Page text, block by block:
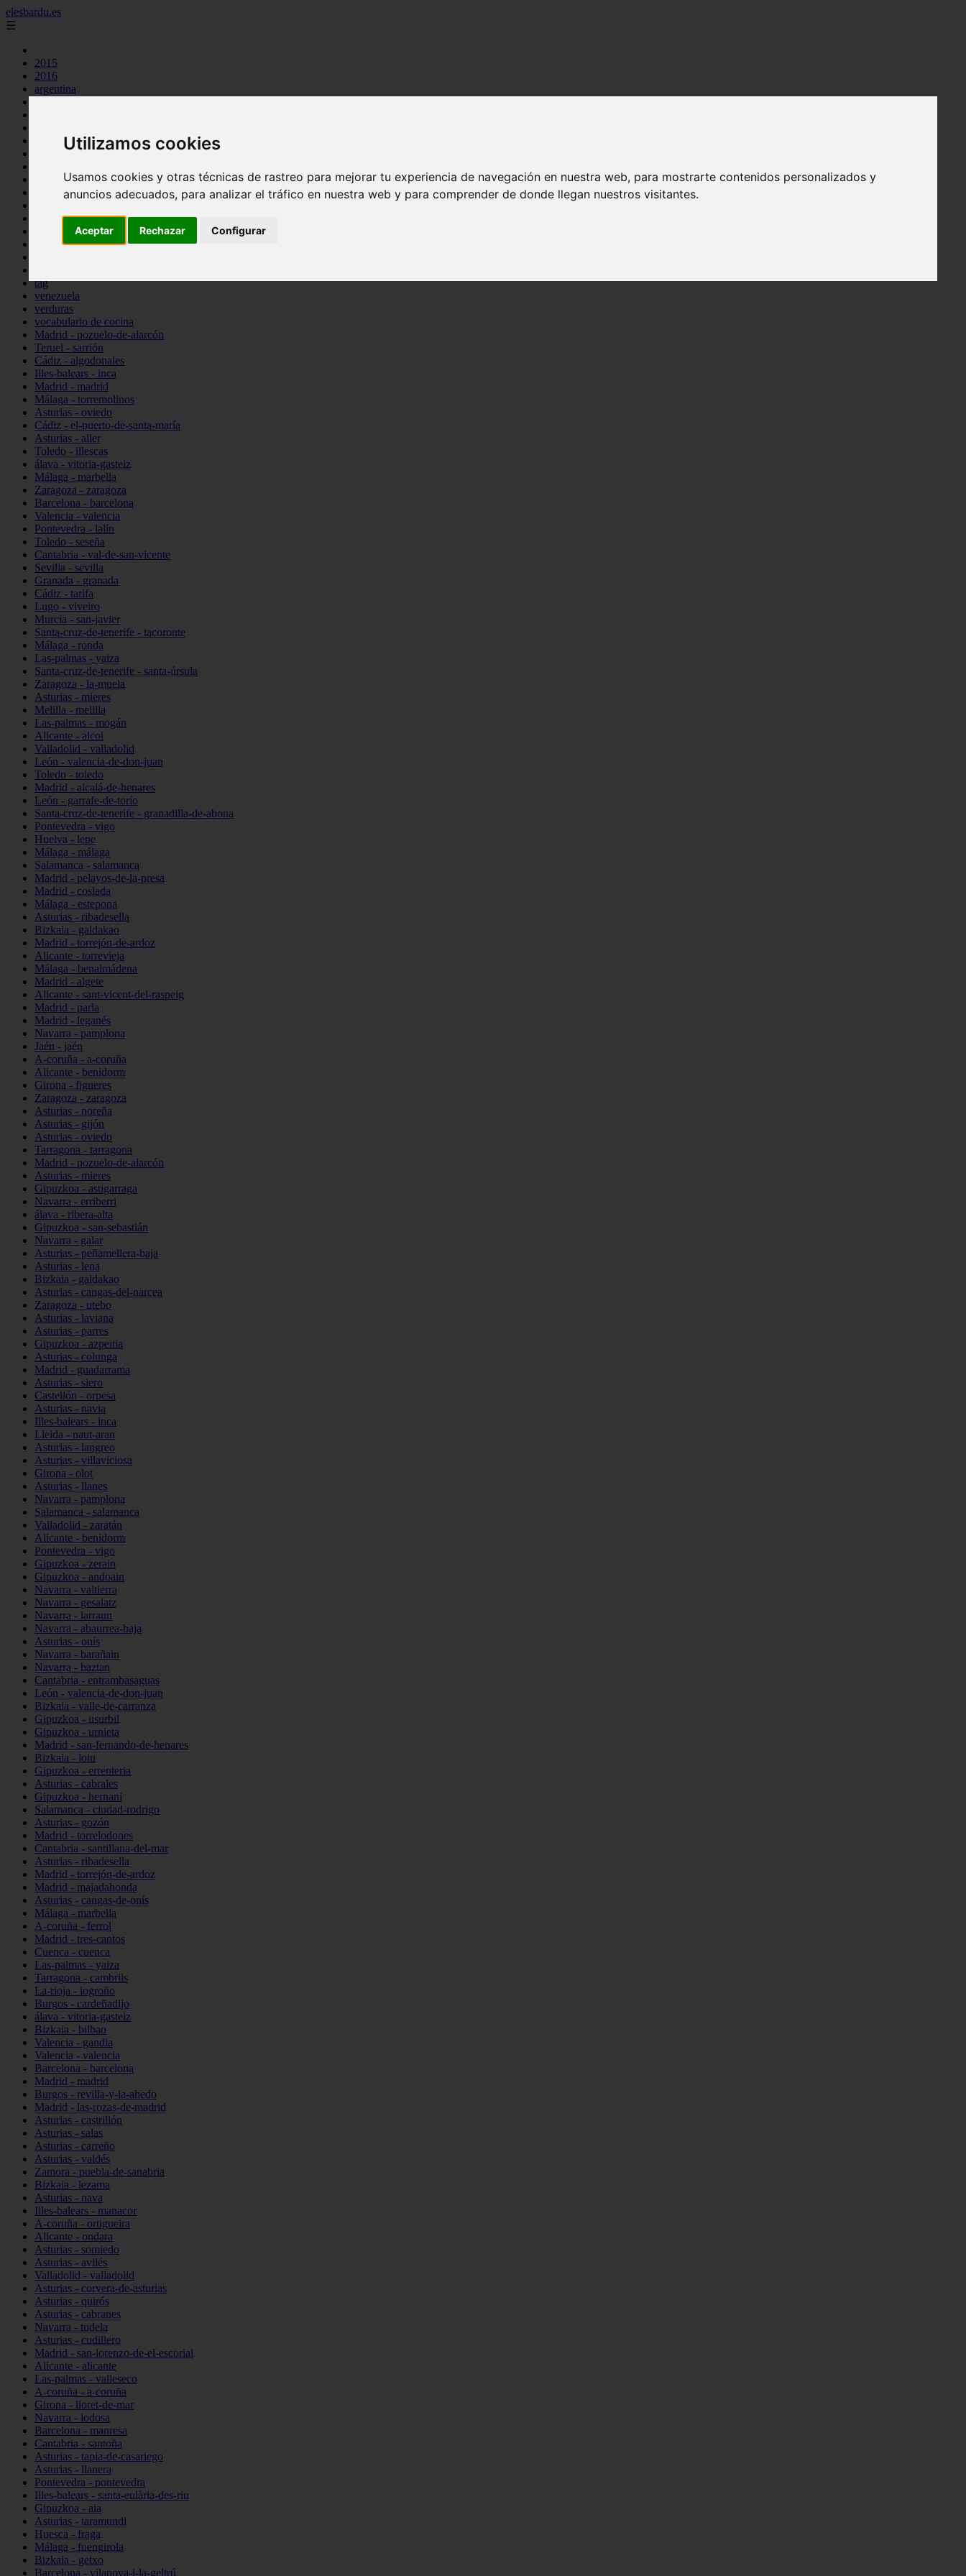
Utilizamos cookies
Usamos cookies y otras técnicas de rastreo para mejorar tu experiencia de navegación en nuestra web, para mostrarte contenidos personalizados y
anuncios adecuados, para analizar el tráfico en nuestra web y para comprender de donde llegan nuestros visitantes.
Aceptar Rechazar Configurar
elesbardu.es
☰
2015
2016
argentina
cocina casera
comidas
huevos
mariscos
postres
tag
venezuela
verduras
vocabulario de cocina
Madrid - pozuelo-de-alarcón
Teruel - sarrión
Cádiz - algodonales
Illes-balears - inca
Madrid - madrid
Málaga - torremolinos
Asturias - oviedo
Cádiz - el-puerto-de-santa-maría
Asturias - aller
Toledo - illescas
álava - vitoria-gasteiz
Málaga - marbella
Zaragoza - zaragoza
Barcelona - barcelona
Valencia - valencia
Pontevedra - lalín
Toledo - seseña
Cantabria - val-de-san-vicente
Sevilla - sevilla
Granada - granada
Cádiz - tarifa
Lugo - viveiro
Murcia - san-javier
Santa-cruz-de-tenerife - tacoronte
Málaga - ronda
Las-palmas - yaiza
Santa-cruz-de-tenerife - santa-úrsula
Zaragoza - la-muela
Asturias - mieres
Melilla - melilla
Las-palmas - mogán
Alicante - alcoi
Valladolid - valladolid
León - valencia-de-don-juan
Toledo - toledo
Madrid - alcalá-de-henares
León - garrafe-de-torío
Santa-cruz-de-tenerife - granadilla-de-abona
Pontevedra - vigo
Huelva - lepe
Málaga - málaga
Salamanca - salamanca
Madrid - pelayos-de-la-presa
Madrid - coslada
Málaga - estepona
Asturias - ribadesella
Bizkaia - galdakao
Madrid - torrejón-de-ardoz
Alicante - torrevieja
Málaga - benalmádena
Madrid - algete
Alicante - sant-vicent-del-raspeig
Madrid - parla
Madrid - leganés
Navarra - pamplona
Jaén - jaén
A-coruña - a-coruña
Alicante - benidorm
Girona - figueres
Zaragoza - zaragoza
Asturias - noreña
Asturias - gijón
Asturias - oviedo
Tarragona - tarragona
Madrid - pozuelo-de-alarcón
Asturias - mieres
Gipuzkoa - astigarraga
Navarra - erriberri
álava - ribera-alta
Gipuzkoa - san-sebastián
Navarra - galar
Asturias - peñamellera-baja
Asturias - lena
Bizkaia - galdakao
Asturias - cangas-del-narcea
Zaragoza - utebo
Asturias - laviana
Asturias - parres
Gipuzkoa - azpeitia
Asturias - colunga
Madrid - guadarrama
Asturias - siero
Castellón - orpesa
Asturias - navia
Illes-balears - inca
Lleida - naut-aran
Asturias - langreo
Asturias - villaviciosa
Girona - olot
Asturias - llanes
Navarra - pamplona
Salamanca - salamanca
Valladolid - zaratán
Alicante - benidorm
Pontevedra - vigo
Gipuzkoa - zerain
Gipuzkoa - andoain
Navarra - valtierra
Navarra - gesalatz
Navarra - larraun
Navarra - abaurrea-baja
Asturias - onís
Navarra - barañain
Navarra - baztan
Cantabria - entrambasaguas
León - valencia-de-don-juan
Bizkaia - valle-de-carranza
Gipuzkoa - usurbil
Gipuzkoa - urnieta
Madrid - san-fernando-de-henares
Bizkaia - loiu
Gipuzkoa - errenteria
Asturias - cabrales
Gipuzkoa - hernani
Salamanca - ciudad-rodrigo
Asturias - gozón
Madrid - torrelodones
Cantabria - santillana-del-mar
Asturias - ribadesella
Madrid - torrejón-de-ardoz
Madrid - majadahonda
Asturias - cangas-de-onís
Málaga - marbella
A-coruña - ferrol
Madrid - tres-cantos
Cuenca - cuenca
Las-palmas - yaiza
Tarragona - cambrils
La-rioja - logroño
Burgos - cardeñadijo
álava - vitoria-gasteiz
Bizkaia - bilbao
Valencia - gandia
Valencia - valencia
Barcelona - barcelona
Madrid - madrid
Burgos - revilla-y-la-ahedo
Madrid - las-rozas-de-madrid
Asturias - castrillón
Asturias - salas
Asturias - carreño
Asturias - valdés
Zamora - puebla-de-sanabria
Bizkaia - lezama
Asturias - nava
Illes-balears - manacor
A-coruña - ortigueira
Alicante - ondara
Asturias - somiedo
Asturias - avilés
Valladolid - valladolid
Asturias - corvera-de-asturias
Asturias - quirós
Asturias - cabranes
Navarra - tudela
Asturias - cudillero
Madrid - san-lorenzo-de-el-escorial
Alicante - alicante
Las-palmas - valleseco
A-coruña - a-coruña
Girona - lloret-de-mar
Navarra - lodosa
Barcelona - manresa
Cantabria - santoña
Asturias - tapia-de-casariego
Asturias - llanera
Pontevedra - pontevedra
Illes-balears - santa-eulària-des-riu
Gipuzkoa - aia
Asturias - taramundi
Huesca - fraga
Málaga - fuengirola
Bizkaia - getxo
Barcelona - vilanova-i-la-geltrú